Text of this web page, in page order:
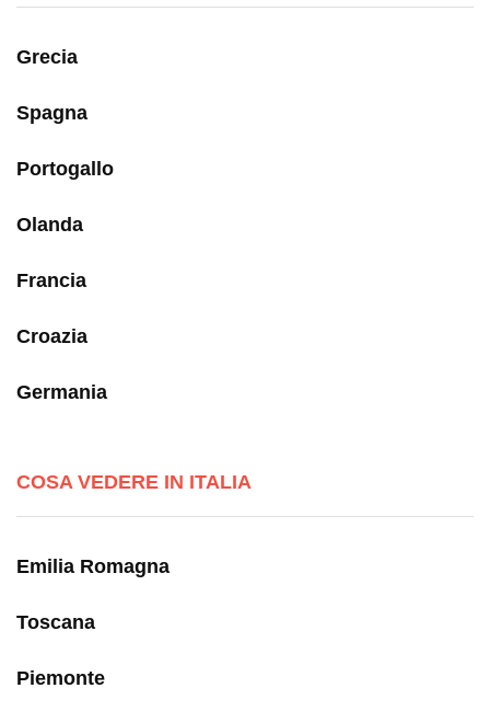
Grecia
Spagna
Portogallo
Olanda
Francia
Croazia
Germania
COSA VEDERE IN ITALIA
Emilia Romagna
Toscana
Piemonte